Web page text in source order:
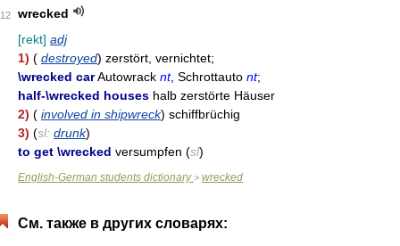
12
wrecked
[rekt] adj
1) ( destroyed) zerstört, vernichtet;
\wrecked carAutowrack nt, Schrottauto nt;
half-\wrecked houses halb zerstörte Häuser
2) ( involved in shipwreck) schiffbrüchig
3) (sl: drunk)
to get \wrecked versumpfen (sl)
English-German students dictionary> wrecked
См. также в других словарях: